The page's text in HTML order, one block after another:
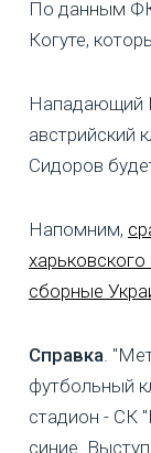
По данным
Когуте,
Нападающий
австрийский
Сидоров
Напомним,
сборные
Справка.
футбольный
стадион - СК
синие.